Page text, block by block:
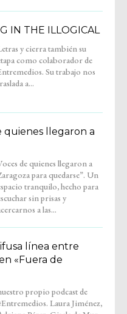
IN THE ILLOGICAL
a...
quienes llegaron a
a las...
línea entre
«Fuera de